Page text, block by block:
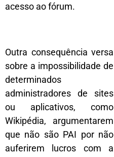
acesso ao fórum.
Outra consequência versa
sobre a impossibilidade de
determinados
administradores de sites
ou aplicativos, como
Wikipédia, argumentarem
que não são PAI por não
auferirem lucros com a